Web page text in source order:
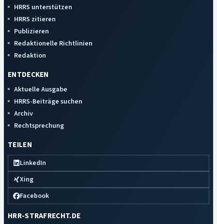
HRRS unterstützen
HRRS zitieren
Publizieren
Redaktionelle Richtlinien
Redaktion
ENTDECKEN
Aktuelle Ausgabe
HRRS-Beiträge suchen
Archiv
Rechtsprechung
TEILEN
LinkedIn
Xing
Facebook
HRR-STRAFRECHT.DE